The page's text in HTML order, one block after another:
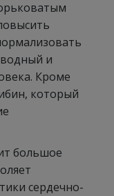
и
Кроме
который
большое
сердечно-